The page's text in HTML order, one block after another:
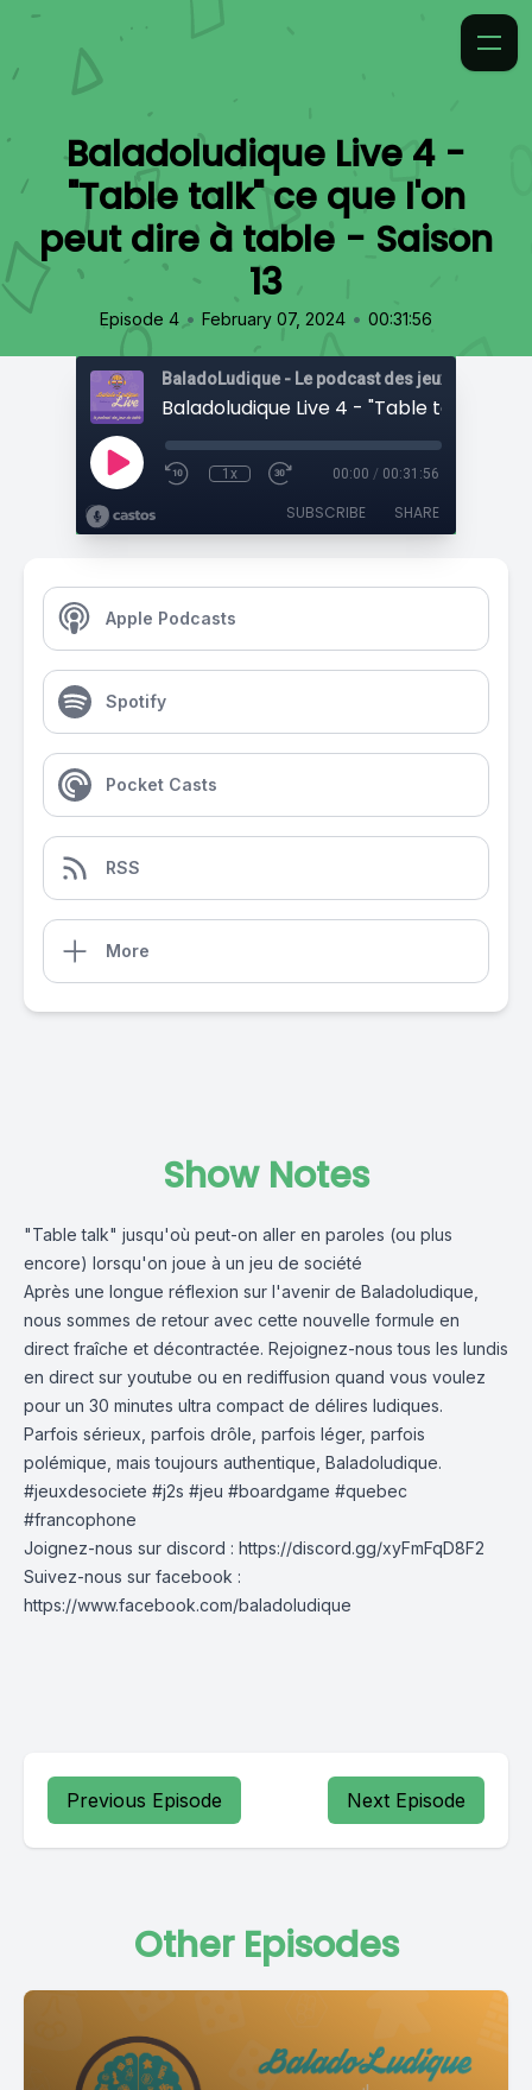
Baladoludique Live 4 -
"Table talk" ce que l'on
peut dire à table - Saison
13
Episode 4 • February 07, 2024 • 00:31:56
1x 00:00 / 00:31:56
SUBSCRIBE SHARE
Apple Podcasts
Spotify
Pocket Casts
RSS
More
Show Notes
"Table talk" jusqu'où peut-on aller en paroles (ou plus
encore) lorsqu'on joue à un jeu de société
Après une longue réflexion sur l'avenir de Baladoludique,
nous sommes de retour avec cette nouvelle formule en
direct fraîche et décontractée. Rejoignez-nous tous les lundis
en direct sur youtube ou en rediffusion quand vous voulez
pour un 30 minutes ultra compact de délires ludiques.
Parfois sérieux, parfois drôle, parfois léger, parfois
polémique, mais toujours authentique, Baladoludique.
#jeuxdesociete #j2s #jeu #boardgame #quebec
#francophone
Joignez-nous sur discord : https://discord.gg/xyFmFqD8F2
Suivez-nous sur facebook :
https://www.facebook.com/baladoludique
Previous Episode Next Episode
Other Episodes